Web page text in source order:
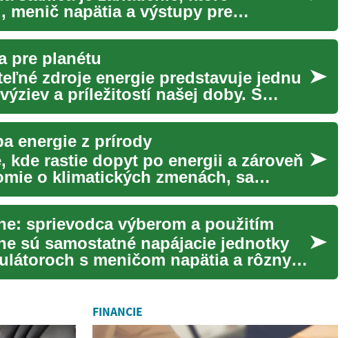
menič napätia a výstupy pre
pre planétu
zdroje energie predstavuje jednu
a príležitostí našej doby. S
energie z prírody
kde rastie dopyt po energii a zároveň
o klimatických zmenách, sa
sprievodca výberom a použitím
sú samostatné napájacie jednotky
s meničom napätia a rôznymi
FINANCIE